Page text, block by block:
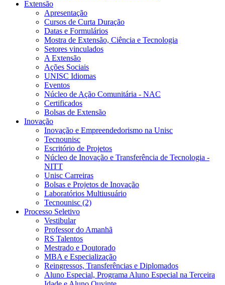
Extensão
Apresentação
Cursos de Curta Duração
Datas e Formulários
Mostra de Extensão, Ciência e Tecnologia
Setores vinculados
A Extensão
Ações Sociais
UNISC Idiomas
Eventos
Núcleo de Ação Comunitária - NAC
Certificados
Bolsas de Extensão
Inovação
Inovação e Empreendedorismo na Unisc
Tecnounisc
Escritório de Projetos
Núcleo de Inovação e Transferência de Tecnologia -
NITT
Unisc Carreiras
Bolsas e Projetos de Inovação
Laboratórios Multiusuário
Tecnounisc (2)
Processo Seletivo
Vestibular
Professor do Amanhã
RS Talentos
Mestrado e Doutorado
MBA e Especialização
Reingressos, Transferências e Diplomados
Aluno Especial, Programa Aluno Especial na Terceira